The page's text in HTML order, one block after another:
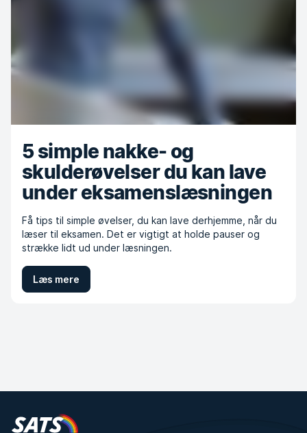
5 simple nakke- og
skulderøvelser du kan lave
under eksamenslæsningen
Få tips til simple øvelser, du kan lave derhjemme, når du
læser til eksamen. Det er vigtigt at holde pauser og
strække lidt ud under læsningen.
Læs mere